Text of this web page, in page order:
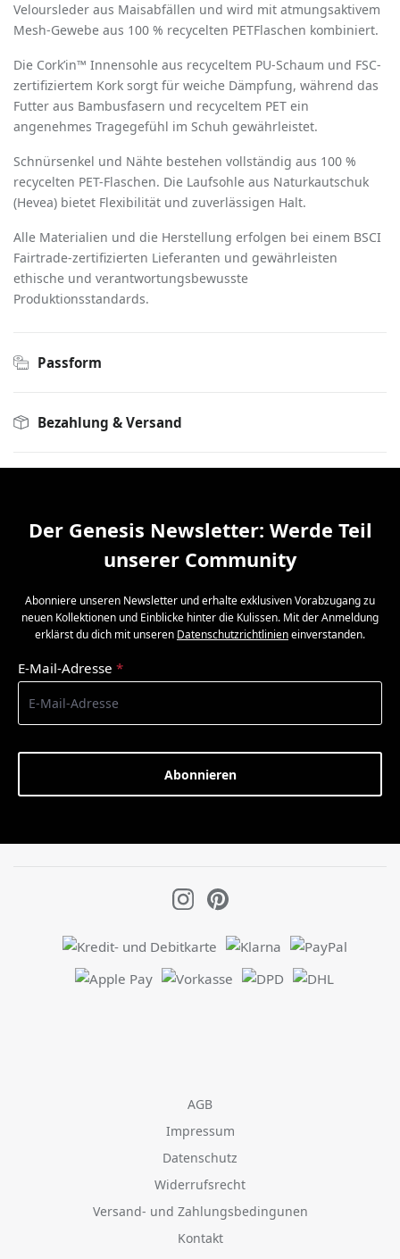
Veloursleder aus Maisabfällen und wird mit atmungsaktivem
Mesh-Gewebe aus 100 % recycelten PETFlaschen kombiniert.
Die Cork’in™ Innensohle aus recyceltem PU-Schaum und FSC-
zertifiziertem Kork sorgt für weiche Dämpfung, während das
Futter aus Bambusfasern und recyceltem PET ein
angenehmes Tragegefühl im Schuh gewährleistet.
Schnürsenkel und Nähte bestehen vollständig aus 100 %
recycelten PET-Flaschen. Die Laufsohle aus Naturkautschuk
(Hevea) bietet Flexibilität und zuverlässigen Halt.
Alle Materialien und die Herstellung erfolgen bei einem BSCI
Fairtrade-zertifizierten Lieferanten und gewährleisten
ethische und verantwortungsbewusste
Produktionsstandards.
Passform
Bezahlung & Versand
Der Genesis Newsletter: Werde Teil
unserer Community
Abonniere unseren Newsletter und erhalte exklusiven Vorabzugang zu
neuen Kollektionen und Einblicke hinter die Kulissen. Mit der Anmeldung
erklärst du dich mit unseren Datenschutzrichtlinieneinverstanden.
E-Mail-Adresse *
Abonnieren
AGB
Impressum
Datenschutz
Widerrufsrecht
Versand- und Zahlungsbedingunen
Kontakt